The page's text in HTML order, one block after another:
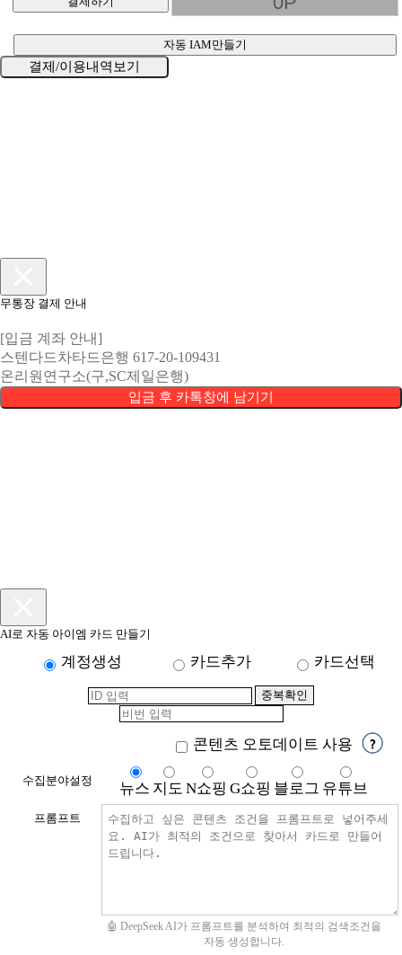
자동 IAM만들기
결제/이용내역보기
무통장 결제 안내
[입금 계좌 안내]
스텐다드차타드은행 617-20-109431
온리원연구소(구,SC제일은행)
입금 후 카톡창에 남기기
AI로 자동 아이엠 카드 만들기
계정생성 카드추가 카드선택
콘텐츠 오토데이트 사용
수집분야설정 뉴스 지도 N쇼핑 G쇼핑 블로그 유튜브
프롬프트
🤖 DeepSeek AI가 프롬프트를 분석하여 최적의 검색조건을
자동 생성합니다.